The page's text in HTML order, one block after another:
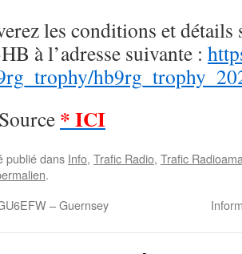
les conditions et détails
à l’adresse suivante :
* ICI
publié dans Info, Trafic Radio, Trafic
.
– Guernsey